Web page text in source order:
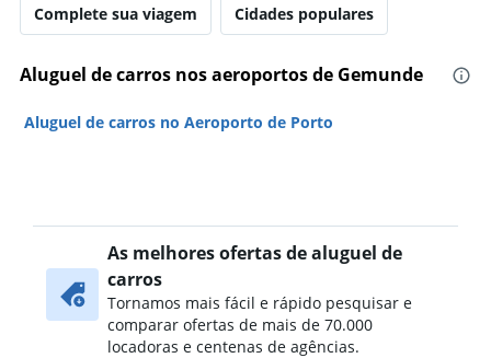
Complete sua viagem Cidades populares
Aluguel de carros nos aeroportos de Gemunde
Aluguel de carros no Aeroporto de Porto
As melhores ofertas de aluguel de
carros
Tornamos mais fácil e rápido pesquisar e
comparar ofertas de mais de 70.000
locadoras e centenas de agências.